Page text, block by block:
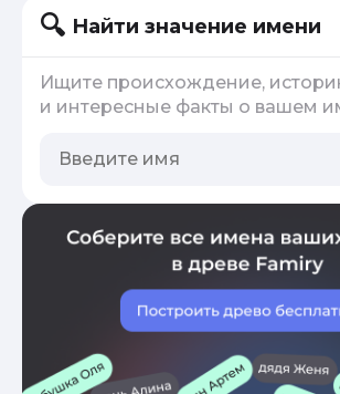
Найти значение имени
Ищите происхождение,
и интересные факты о вашем